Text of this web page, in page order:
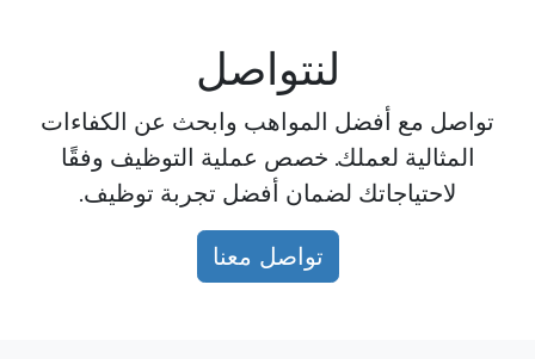
لنتواصل
تواصل مع أفضل المواهب وابحث عن الكفاءات
المثالية لعملك. خصص عملية التوظيف وفقًا
لاحتياجاتك لضمان أفضل تجربة توظيف.
تواصل معنا